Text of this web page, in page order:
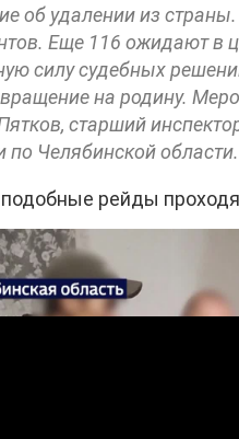
об удалении из
Еще 116 ожидают в
силу судебных
на родину.
старший
по Челябинской области.
рейды